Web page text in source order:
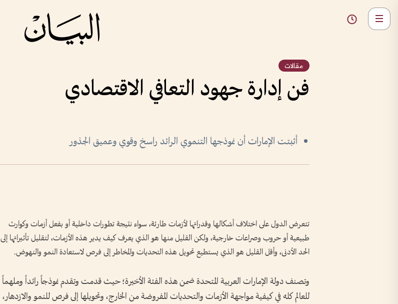
مقالات
فن إدارة جهود التعافي الاقتصادي
أثبتت الإمارات أن نموذجها التنموي الرائد راسخ وقوي وعميق الجذور
تتعرض الدول على اختلاف أشكالها وقدراتها لأزمات طارئة، سواء نتيجة تطورات داخلية أو بفعل أزمات وكوارث
طبيعية أو حروب وصراعات خارجية، ولكن القليل منها هو الذي يعرف كيف يدير هذه الأزمات، لتقليل تأثيراتها إلى
الحد الأدنى، وأقل القليل هو الذي يستطيع تحويل هذه التحديات والمخاطر إلى فرص لاستعادة النمو والنهوض.
وتصنف دولة الإمارات العربية المتحدة ضمن هذه الفئة الأخيرة؛ حيث قدمت وتقدم نموذجاً رائداً وملهماً
للعالم كله في كيفية مواجهة الأزمات والتحديات المفروضة من الخارج، وتحويلها إلى فرص للنمو والازدهار،